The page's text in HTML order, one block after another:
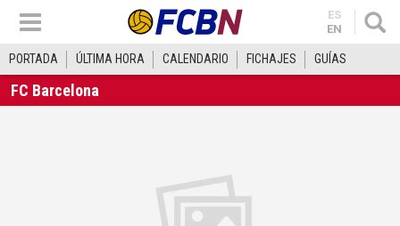
ES
EN
PORTADA ÚLTIMA HORA CALENDARIO FICHAJES GUÍAS
FC Barcelona